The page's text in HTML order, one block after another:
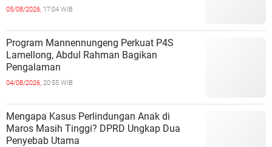
05/08/2026, 17:04 WIB
Program Mannennungeng Perkuat P4S
Lamellong, Abdul Rahman Bagikan
Pengalaman
04/08/2026, 20:55 WIB
Mengapa Kasus Perlindungan Anak di
Maros Masih Tinggi? DPRD Ungkap Dua
Penyebab Utama